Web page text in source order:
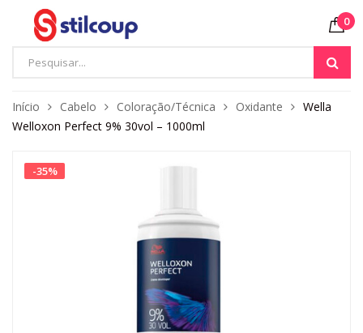
0
Início Cabelo Coloração/Técnica Oxidante
Wella
Welloxon Perfect 9% 30vol – 1000ml
-35%